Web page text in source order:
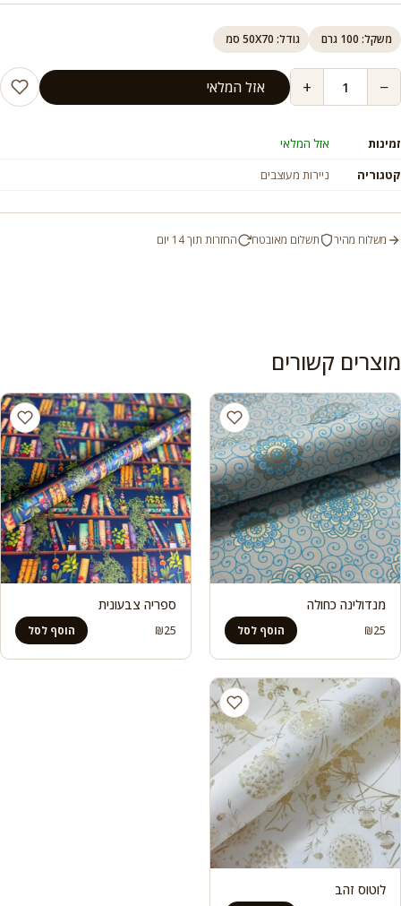
משקל: 100 גרם גודל: 50X70 סמ
−
+ אזל המלאי
זמינות
אזל המלאי
קטגוריה
ניירות מעוצבים
משלוח מהיר תשלום מאובטח החזרות תוך 14 יום
מוצרים קשורים
מנדולינה כחולה
₪25 הוסף לסל
ספריה צבעונית
₪25 הוסף לסל
לוטוס זהב